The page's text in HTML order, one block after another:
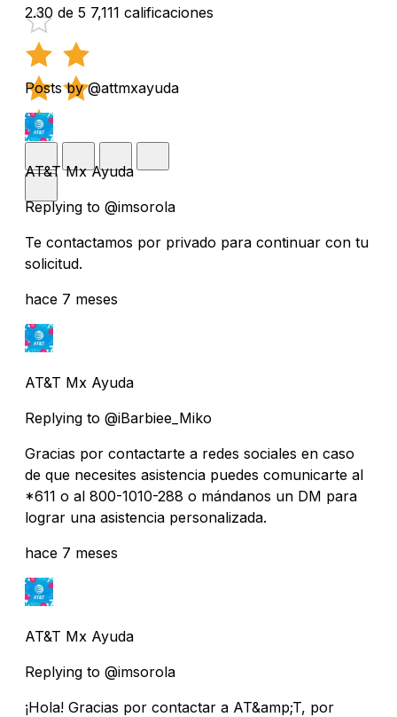
2.30 de 5 7,111 calificaciones
Posts by @attmxayuda
AT&T Mx Ayuda
Replying to @imsorola
Te contactamos por privado para continuar con tu
solicitud.
hace 7 meses
AT&T Mx Ayuda
Replying to @iBarbiee_Miko
Gracias por contactarte a redes sociales en caso
de que necesites asistencia puedes comunicarte al
*611 o al 800-1010-288 o mándanos un DM para
lograr una asistencia personalizada.
hace 7 meses
AT&T Mx Ayuda
Replying to @imsorola
¡Hola! Gracias por contactar a AT&amp;T, por